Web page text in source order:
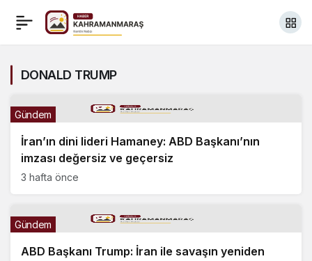
DONALD TRUMP
İran’ın dini lideri Hamaney: ABD Başkanı’nın
imzası değersiz ve geçersiz
Gündem
3 hafta önce
ABD Başkanı Trump: İran ile savaşın yeniden
Gündem